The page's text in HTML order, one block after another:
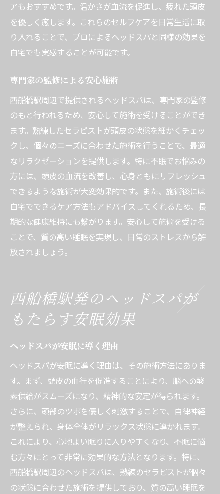
アもおすすめです。温かさが血流を促進し、疲れた頭皮
を優しく癒します。これらのセルフケアを日常生活に取
り入れることで、プロによるヘッドスパと同様の効果を
自宅でも実感することが可能です。
専門家の監修による安心施術
西船橋駅周辺で提供されるヘッドスパは、専門家の監修
のもと行われるため、安心して施術を受けることができ
ます。熟練したセラピストが頭皮の状態を細かくチェッ
クし、個々のニーズに合わせた施術を行うことで、最適
なリラクゼーションを提供します。特に不眠でお悩みの
方には、頭皮の血流を改善し、心身ともにリフレッシュ
できるような施術が大変効果的です。また、施術後には
自宅でできるケア方法もアドバイスしてくれるため、長
期的な健康維持にも繋がります。安心して施術を受ける
ことで、質の高い睡眠を実現し、日常のストレスから解
放されましょう。
西船橋駅発のヘッドスパが
もたらす安眠効果
ヘッドスパが安眠に導く理由
ヘッドスパが安眠に導く理由は、その施術方法にありま
す。まず、頭皮の血行を促進することにより、脳への酸
素供給がスムーズになり、精神的な安定が得られます。
さらに、頭部のツボを優しく刺激することで、自律神経
が整えられ、身体全体がリラックス状態に導かれます。
これにより、心地よい眠りに入りやすくなり、不眠に悩
む方々にとって非常に効果的な方法となります。特に、
西船橋駅周辺のヘッドスパは、熟練のセラピストが個々
の状態に合わせた施術を提供しており、質の高い睡眠を